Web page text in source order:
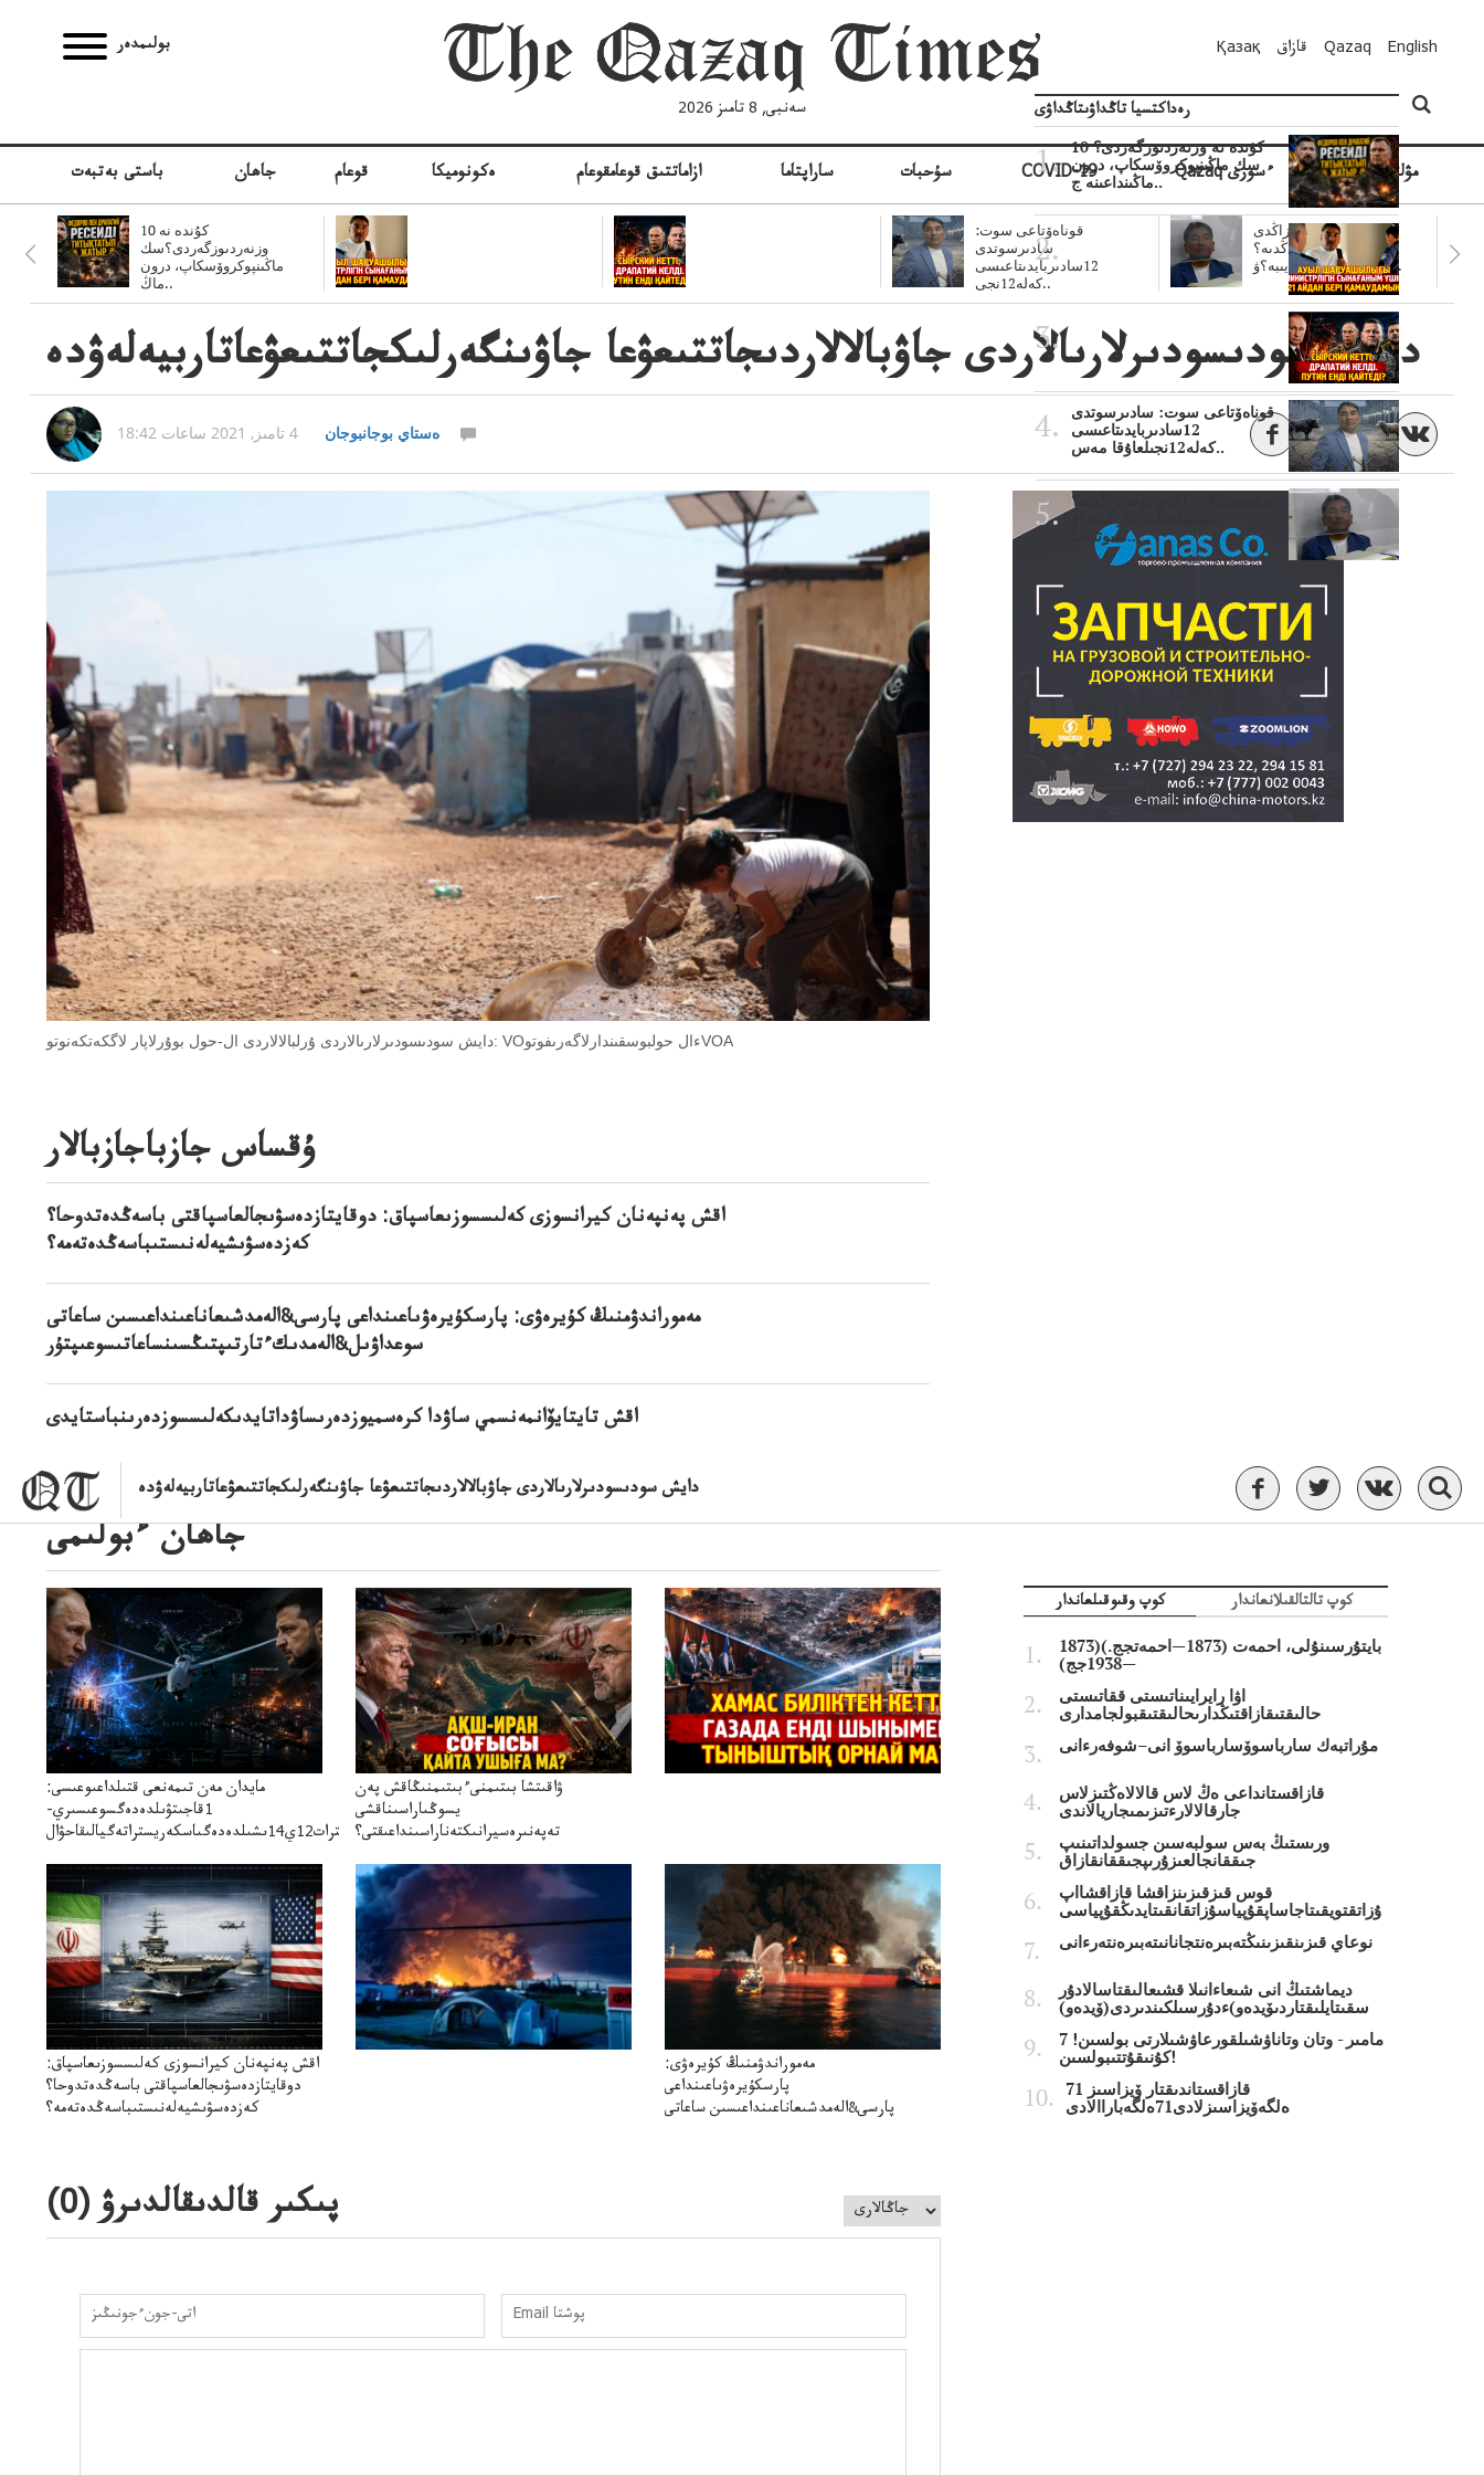
بولىمدەر
سەنبى, 8 تامىز 2026
Қазақ قازاق Qazaq English
باستى بەتبەت جاھان قوعام ەكونوميكا ازاماتتىق قوعامقوعام ساراپتاما سۇحبات COVID-19 Qazaq ءسوزى مۋلتيمەديا
10 كۇندە نە
وزنەردىوزگەردى؟سك
ماڭىنپوكروۆسكاپ، درون
ماڭ..
قوناەۆتاعى سوت:
سادىرسوتدى
12سادىربايدىتاعىسى
كەلە12نجى..
سۋبسيديالار زاڭدى
تولەنزاڭدىە؟
سوتتولەنگەناپتار ايىبە؟ۋ..
دايش سودىسودىرلارىالاردى جاۋبالالاردىجاتتىعۋعا جاۋىنگەرلىكجاتتىعۋعاتاربيەلەۋدە
دايش سودىسودىرلارىالاردى جاۋبالالاردىجاتتىعۋعا جاۋىنگەرلىكجاتتىعۋعاتاربيەلەۋدە
ەستاي بوجانبوجان 4 تامىز, 2021 ساعات 18:42
دايش سودىسودىرلارىالاردى ۇرلبالالاردى ال-حول بوۇرلاپار لاگكەتكەنوتو: VOءال حولبوسقىندارلاگەرىفوتوVOA
ۇقساس جازباجازبالار
اقش پەنپەنان كيرانسوزى كەلىسسوزىعاسپاق: دوقايتازدەسۋىجالعاسپاقتى باسەڭدەتدوحا؟
كەزدەسۋىشيەلەنىستىباسەڭدەتەمە؟
مەموراندۋمنىڭ كۇيرەۋى: پارسكۇيرەۋىاعىنداعى پارسى&الەمدشىعاناعىنداعىسىن ساعاتى
سوعداۋىل&الەمدىكءتارتىپتىڭسىنساعاتىسوعىپتۇر
اقش تايتايۆانمەنسمي ساۋدا كرەسميوزدەرىساۋداتايدىكەلىسسوزدەرىنباستايدى
رەداكتسيا تاڭداۋىتاڭداۋى
10 كۇندە نە وزنەردىوزگەردى؟
سك ماڭىنپوكروۆسكاپ، درون
ماڭىنداعىنە ج..
قوناەۆتاعى سوت: سادىرسوتدى
12سادىربايدىتاعىسى
كەلە12نجىلعاۇقا مەس..
سۋبسيديالار زاڭدى تولەنزاڭدىە؟
تسوتتاعىا..
جاھان ءبولىمى
مايدان مەن تىمەنعى قتىلداعىوعىسى:
1قاجىتۋىلدەدەگسوعىسىري-
سترات12ي14ىشىلدەدەگىاسكەريستراتەگيالىقاحۋال
ۋاقىتشا بىتىمنىءبىتىمنىڭاقش پەن
يسوڭىاراسىناقشى
تەپەنىرەسيرانىكتەناراسىنداعىقتى؟
اقش پەنپەنان كيرانسوزى كەلىسسوزىعاسپاق:
دوقايتازدەسۋىجالعاسپاقتى باسەڭدەتدوحا؟
كەزدەسۋىشيەلەنىستىباسەڭدەتەمە؟
مەموراندۋمنىڭ كۇيرەۋى:
پارسكۇيرەۋىاعىنداعى
پارسى&الەمدشىعاناعىنداعىسىن ساعاتى
پىكىر قالدىقالدىرۋ (0
)
كوپ وقىوقىلعاندار كوپ تالتالقىلانعاندار
بايتۇرسىنۇلى، احمەت (1873—احمەتجج.)(1873
—1938جج)
اۋا رايرايىناتىستى ققاتىستى
حالىقتىقازاقتىڭدارىحالىقتىقبولجامدارى
مۇراتبەك سارباسوۆسارباسوۆ انى–شوفەرءانى
قازاقستانداعى ەڭ لاس قالالاەڭتىزلاس
جارقالالارءتىزىمىجاريالاندى
ورىستىڭ بەس سولبەسىن جسولداتىنىپ
جىققانجالعىزۇرىپجىققانقازاق
قوس قىزقىزىنزاقشا قازاقشااپ
ۇزاتقتويقىتاجاساپقۇپياسۇزاتقانقىتايدىڭقۇپياسى
نوعاي قىزىنقىزىنىڭتەبىرەنتجانانىتەبىرەنتەرءانى
ديماشتىڭ انى شىعاءانىلا قشىعالىقتاسالادۇر
سقىتايلىقتاردىۆيدەو)ءدۇرسىلكىندىردى(ۆيدەو)
7 مامىر - وتان وتاناۋشىلقورعاۋشىلارتى بولسىن!
كۇنىقۇتتىبولسىن!
قازاقستاندىقتار ۆيزاسىز 71
ەلگەۆيزاسىزلادى71ەلگەباراالادى